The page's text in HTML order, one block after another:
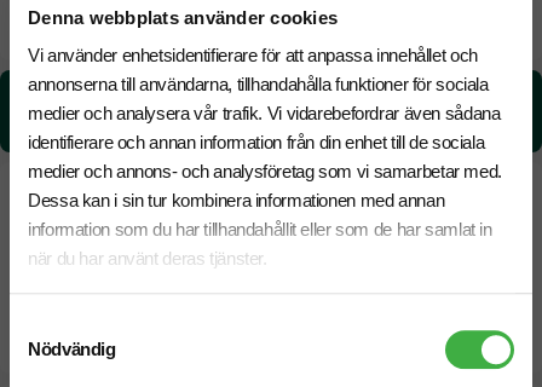
Denna webbplats använder cookies
Vi använder enhetsidentifierare för att anpassa innehållet och
annonserna till användarna, tillhandahålla funktioner för sociala
medier och analysera vår trafik. Vi vidarebefordrar även sådana
identifierare och annan information från din enhet till de sociala
medier och annons- och analysföretag som vi samarbetar med.
Dessa kan i sin tur kombinera informationen med annan
information som du har tillhandahållit eller som de har samlat in
när du har använt deras tjänster.
Nödvändig
18 Augusti Beräknad leveranstid:
0.65 kg CO₂e / per styck